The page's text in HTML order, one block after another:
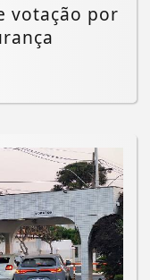
votação por